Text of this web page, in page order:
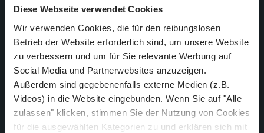
Diese Webseite verwendet Cookies
Wir verwenden Cookies, die für den reibungslosen
Betrieb der Website erforderlich sind, um unsere Website
zu verbessern und um für Sie relevante Werbung auf
Social Media und Partnerwebsites anzuzeigen.
Außerdem sind gegebenenfalls externe Medien (z.B.
Videos) in die Website eingebunden. Wenn Sie auf "Alle
zulassen" klicken, stimmen Sie der Nutzung von Cookies
für die ausgewählten Kategorien zu und erklären sich mit
aufwändiger Kleinarbeit hergestellten Figuren ist ein Unikat.
Etwas technischer geht es dagegen in der Lokwerkstatt zu.
Hier laufen alle defekten Züge und Waggons auf. Größter
Feind des laufenden Verkehrs in der weltgrößten
Modelleisenbahn: Staub auf den Gleisen.
Deutsche Erstausstrahlung: 08. Dezember 2018 auf Spiegel
TV Wissen
DER TIPP für die Ferien und Feiertagswochenenden! 😎
👍
Mehr erfahren